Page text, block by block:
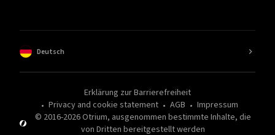
© 2016-2026Otrium, ausgenommen bestimmte Inhalte, die
von Dritten bereitgestellt werden
Erklärung zur Barrierefreiheit
Privacy and cookie statement
AGB Impressum
Deutsch